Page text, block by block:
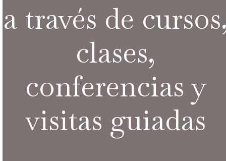
a través de
clases,
conferencias y
visitas guiadas